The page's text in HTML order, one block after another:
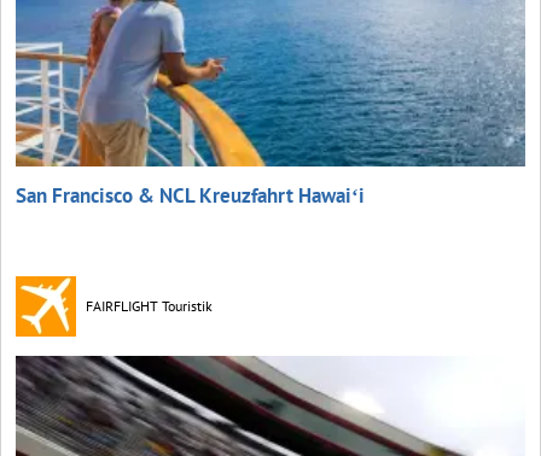
San Francisco & NCL Kreuzfahrt Hawaiʻi
FAIRFLIGHT Touristik